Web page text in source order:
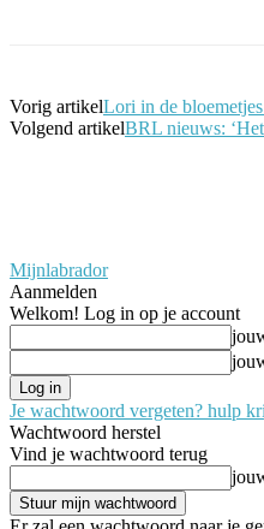
Vorig artikelLori in de
Volgend artikelBRL nieuws:
Mijnlabrador
Aanmelden
Welkom! Log in op je account
Je wachtwoord vergeten? hulp
Wachtwoord herstel
Vind je wachtwoord terug